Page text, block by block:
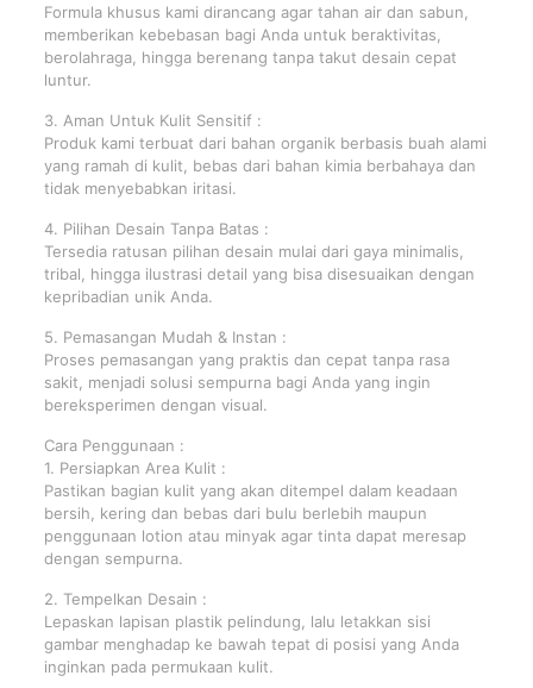
Formula khusus kami dirancang agar tahan air dan sabun,
memberikan kebebasan bagi Anda untuk beraktivitas,
berolahraga, hingga berenang tanpa takut desain cepat
luntur.
3. Aman Untuk Kulit Sensitif :
Produk kami terbuat dari bahan organik berbasis buah alami
yang ramah di kulit, bebas dari bahan kimia berbahaya dan
tidak menyebabkan iritasi.
4. Pilihan Desain Tanpa Batas :
Tersedia ratusan pilihan desain mulai dari gaya minimalis,
tribal, hingga ilustrasi detail yang bisa disesuaikan dengan
kepribadian unik Anda.
5. Pemasangan Mudah & Instan :
Proses pemasangan yang praktis dan cepat tanpa rasa
sakit, menjadi solusi sempurna bagi Anda yang ingin
bereksperimen dengan visual.
Cara Penggunaan :
1. Persiapkan Area Kulit :
Pastikan bagian kulit yang akan ditempel dalam keadaan
bersih, kering dan bebas dari bulu berlebih maupun
penggunaan lotion atau minyak agar tinta dapat meresap
dengan sempurna.
2. Tempelkan Desain :
Lepaskan lapisan plastik pelindung, lalu letakkan sisi
gambar menghadap ke bawah tepat di posisi yang Anda
inginkan pada permukaan kulit.